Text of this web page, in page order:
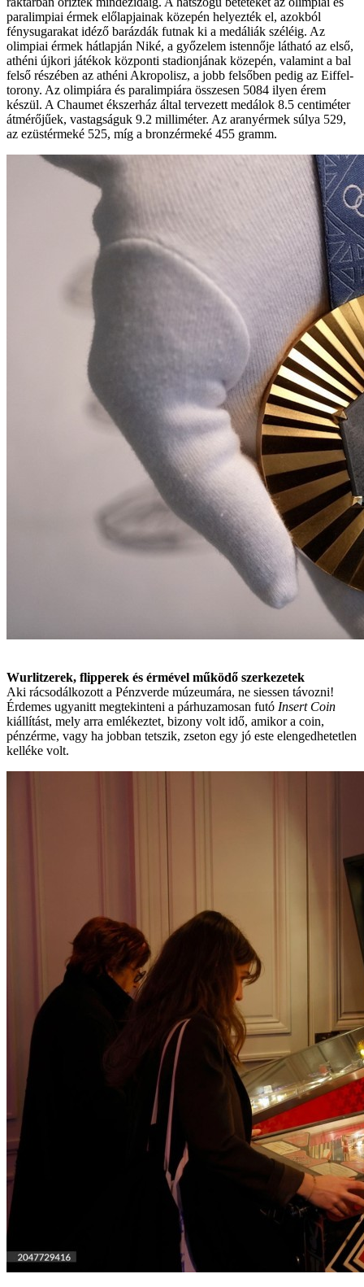
paralimpiai érmek előlapjainak közepén helyezték el, azokból
fénysugarakat idéző barázdák futnak ki a medáliák széléig. Az
olimpiai érmek hátlapján Niké, a győzelem istennője látható az első,
athéni újkori játékok központi stadionjának közepén, valamint a bal
felső részében az athéni Akropolisz, a jobb felsőben pedig az Eiffel-
torony. Az olimpiára és paralimpiára összesen 5084 ilyen érem
készül. A Chaumet ékszerház által tervezett medálok 8.5 centiméter
átmérőjűek, vastagságuk 9.2 milliméter. Az aranyérmek súlya 529,
az ezüstérmeké 525, míg a bronzérmeké 455 gramm.
Wurlitzerek, flipperek és érmével működő szerkezetek
Aki rácsodálkozott a Pénzverde múzeumára, ne siessen távozni!
Érdemes ugyanitt megtekinteni a párhuzamosan futó Insert Coin
kiállítást, mely arra emlékeztet, bizony volt idő, amikor a coin,
pénzérme, vagy ha jobban tetszik, zseton egy jó este elengedhetetlen
kelléke volt.